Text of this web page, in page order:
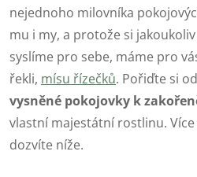
nejednoho milovníka
mu i my, a protože si
syslíme pro sebe, máme pro
řekli, mísu řízečků. Pořiďte si
vysněné pokojovky k
vlastní majestátní rostlinu.
dozvíte níže.